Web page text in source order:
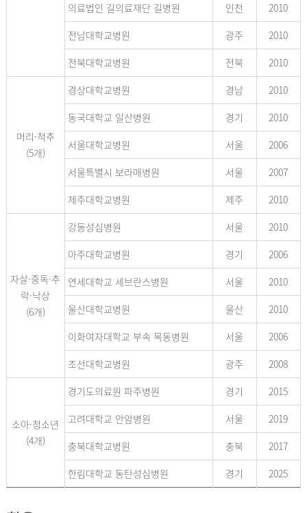
의료법인 길의료재단 길병원
인천
2010
전남대학교병원
광주
2010
전북대학교병원
전북 2010
머리·척추
(5개)
경상대학교병원 경남
2010
동국대학교 일산병원
경기
2010
서울대학교병원
서울
2006
서울특별시 보라매병원
서울
2007
제주대학교병원
제주 2010
자살·중독·추
락·낙상
(6개)
강동성심병원 서울
2010
아주대학교병원
경기
2006
연세대학교 세브란스병원
서울
2010
울산대학교병원
울산
2010
이화여자대학교 부속 목동병원
서울
2006
조선대학교병원
광주 2008
소아·청소년
(4개)
경기도의료원 파주병원 경기
2015
고려대학교 안암병원
서울
2019
충북대학교병원
충북
2017
한림대학교 동탄성심병원
경기 2025